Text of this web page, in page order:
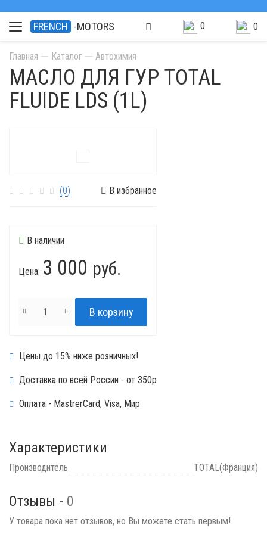
FRENCH -MOTORS 0 0
Главная Каталог Автохимия
МАСЛО ДЛЯ ГУР TOTAL
FLUIDE LDS (1L)
(0) В избранное
В наличии
Цена: 3 000 руб.
Цены до 15% ниже розничных!
Доставка по всей России - от 350р
Оплата - MastrerCard, Visa, Мир
Характеристики
Производитель TOTAL(Франция)
Отзывы - 0
У товара пока нет отзывов, но Вы можете стать первым!